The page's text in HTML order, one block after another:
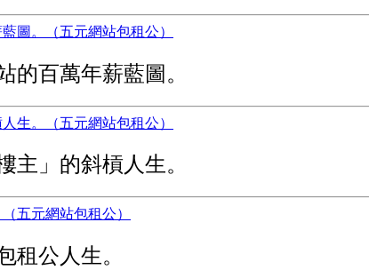
的百萬年薪藍圖。
」的斜槓人生。
租公人生。